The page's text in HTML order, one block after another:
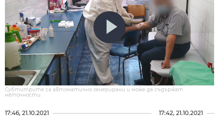
Субтитрите са автоматично генерирани и може да съдържат
неточности.
17:46, 21.10.2021 17:42, 21.10.2021